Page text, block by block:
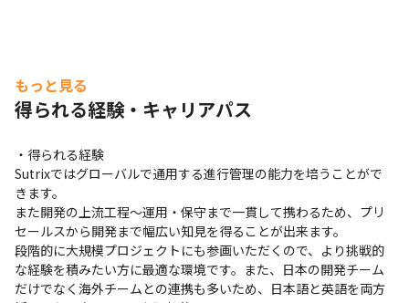
もっと見る
得られる経験・キャリアパス
・得られる経験
Sutrixではグローバルで通用する進行管理の能力を培うことがで
きます。
また開発の上流工程～運用・保守まで一貫して携わるため、プリ
セールスから開発まで幅広い知見を得ることが出来ます。
段階的に大規模プロジェクトにも参画いただくので、より挑戦的
な経験を積みたい方に最適な環境です。また、日本の開発チーム
だけでなく海外チームとの連携も多いため、日本語と英語を両方